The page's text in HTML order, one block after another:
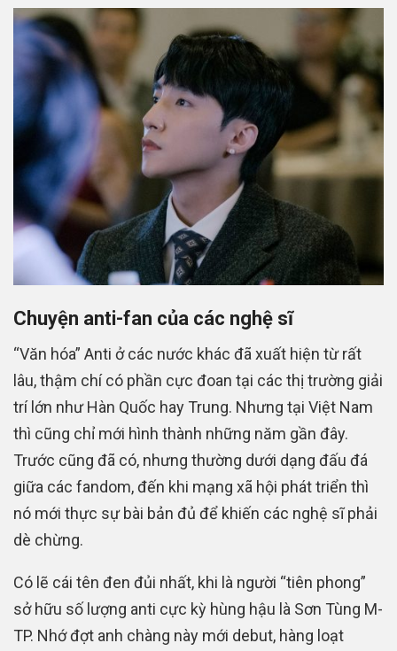
Chuyện anti-fan của các nghệ sĩ
“Văn hóa” Anti ở các nước khác đã xuất hiện từ rất
lâu, thậm chí có phần cực đoan tại các thị trường giải
trí lớn như Hàn Quốc hay Trung. Nhưng tại Việt Nam
thì cũng chỉ mới hình thành những năm gần đây.
Trước cũng đã có, nhưng thường dưới dạng đấu đá
giữa các fandom, đến khi mạng xã hội phát triển thì
nó mới thực sự bài bản đủ để khiến các nghệ sĩ phải
dè chừng.
Có lẽ cái tên đen đủi nhất, khi là người “tiên phong”
sở hữu số lượng anti cực kỳ hùng hậu là Sơn Tùng M-
TP. Nhớ đợt anh chàng này mới debut, hàng loạt